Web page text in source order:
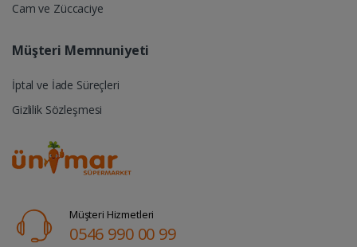
Cam ve Züccaciye
Müşteri Memnuniyeti
İptal ve İade Süreçleri
Gizlilik Sözleşmesi
Müşteri Hizmetleri
0546 990 00 99